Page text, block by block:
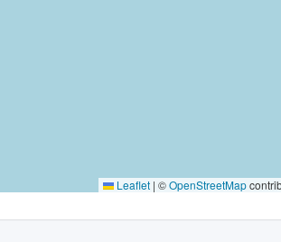
Leaflet | ©OpenStreetMap